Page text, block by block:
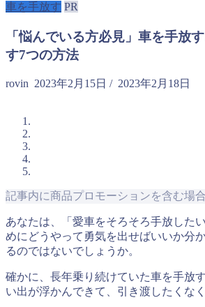
車を手放す PR
「悩んでいる方必見」車を手放
す7つの方法
rovin 2023年2月15日 / 2023年2月18日
記事内に商品プロモーションを含む場
あなたは、「愛車をそろそろ手放した
めにどうやって勇気を出せばいいか分
るのではないでしょうか。
確かに、長年乗り続けていた車を手放
い出が浮かんできて、引き渡したくな